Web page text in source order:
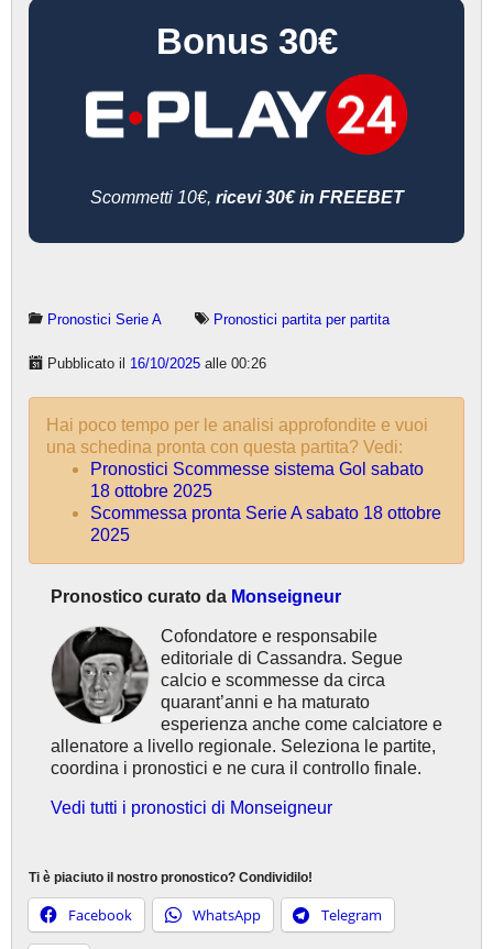
Bonus 30€
Scommetti 10€, ricevi 30€ in FREEBET
Pronostici Serie A Pronostici partita per partita
Pubblicato il 16/10/2025 alle 00:26
Hai poco tempo per le analisi approfondite e vuoi
una schedina pronta con questa partita? Vedi:
Pronostici Scommesse sistema Gol sabato
18 ottobre 2025
Scommessa pronta Serie A sabato 18 ottobre
2025
Pronostico curato da Monseigneur
Cofondatore e responsabile
editoriale di Cassandra. Segue
calcio e scommesse da circa
quarant’anni e ha maturato
esperienza anche come calciatore e
allenatore a livello regionale. Seleziona le partite,
coordina i pronostici e ne cura il controllo finale.
Vedi tutti i pronostici di Monseigneur
Ti è piaciuto il nostro pronostico? Condividilo!
Facebook WhatsApp Telegram